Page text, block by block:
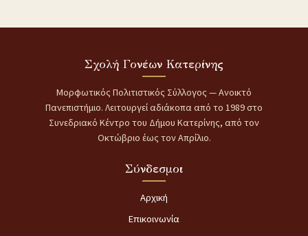
Σχολή Γονέων Κατερίνης
Μορφωτικός Πολιτιστικός Σύλλογος — Ανοικτό
Πανεπιστήμιο. Λειτουργεί αδιάκοπα από το 1989 στο
Συνεδριακό Κέντρο του Δήμου Κατερίνης, από τον
Οκτώβριο έως τον Απρίλιο.
Σύνδεσμοι
Αρχική
Επικοινωνία